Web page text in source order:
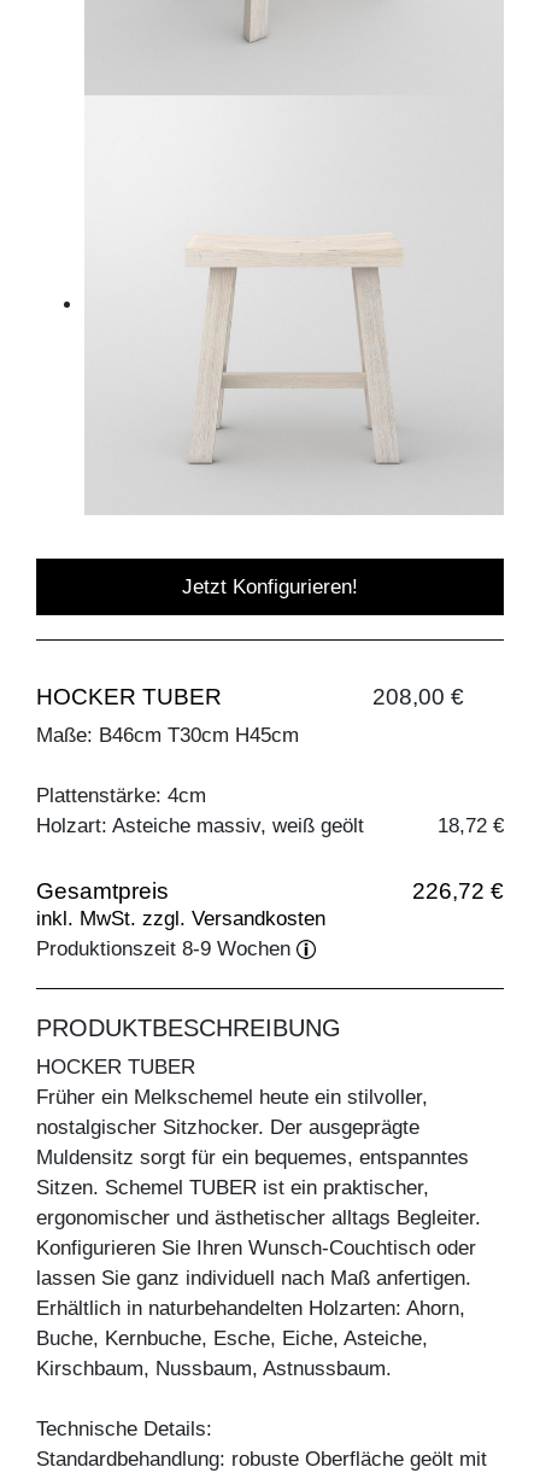
Jetzt Konfigurieren!
HOCKER TUBER 208,00 €
Maße: B46cm T30cm H45cm
Plattenstärke: 4cm
Holzart: Asteiche massiv, weiß geölt
18,72 €
Gesamtpreis 226,72 €
inkl. MwSt. zzgl. Versandkosten
Produktionszeit 8-9 Wochen
PRODUKTBESCHREIBUNG
HOCKER TUBER
Früher ein Melkschemel heute ein stilvoller,
nostalgischer Sitzhocker. Der ausgeprägte
Muldensitz sorgt für ein bequemes, entspanntes
Sitzen. Schemel TUBER ist ein praktischer,
ergonomischer und ästhetischer alltags Begleiter.
Konfigurieren Sie Ihren Wunsch-Couchtisch oder
lassen Sie ganz individuell nach Maß anfertigen.
Erhältlich in naturbehandelten Holzarten: Ahorn,
Buche, Kernbuche, Esche, Eiche, Asteiche,
Kirschbaum, Nussbaum, Astnussbaum.
Technische Details:
Standardbehandlung: robuste Oberfläche geölt mit